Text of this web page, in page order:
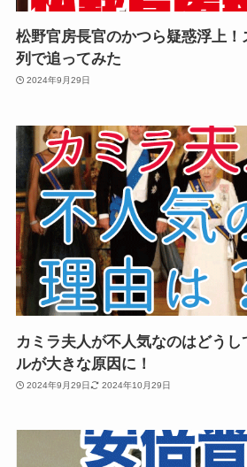
松野官房長官のかつら疑惑浮上
列で追ってみた
2024年9月29日
カミラ夫人が不人気なのはどう
ルが大きな原因に！
2024年9月29日 2024年10月29日